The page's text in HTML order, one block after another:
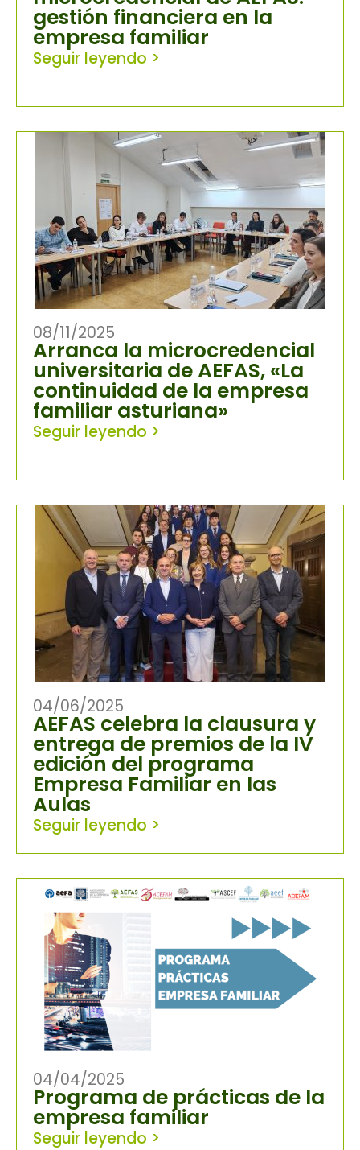
gestión financiera en la
empresa familiar
Seguir leyendo >
08/11/2025
Arranca la microcredencial
universitaria de AEFAS, «La
continuidad de la empresa
familiar asturiana»
Seguir leyendo >
04/06/2025
AEFAS celebra la clausura y
entrega de premios de la IV
edición del programa
Empresa Familiar en las
Aulas
Seguir leyendo >
04/04/2025
Programa de prácticas de la
empresa familiar
Seguir leyendo >